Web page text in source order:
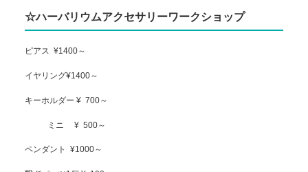
☆ハーバリウムアクセサリーワークショップ
ピアス ¥1400～
イヤリング¥1400～
キーホルダー ¥ 700～
ミニ ¥ 500～
ペンダント ¥1000～